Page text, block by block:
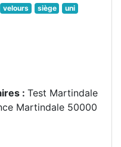
velours siège uni
: Test Martindale
Martindale 50000